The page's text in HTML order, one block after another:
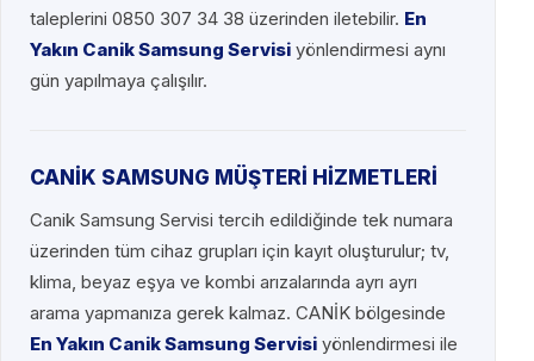
taleplerini 0850 307 34 38 üzerinden iletebilir. En
Yakın Canik Samsung Servisi yönlendirmesi aynı
gün yapılmaya çalışılır.
CANİK SAMSUNG MÜŞTERİ HİZMETLERİ
Canik Samsung Servisi tercih edildiğinde tek numara
üzerinden tüm cihaz grupları için kayıt oluşturulur; tv,
klima, beyaz eşya ve kombi arızalarında ayrı ayrı
arama yapmanıza gerek kalmaz. CANİK bölgesinde
En Yakın Canik Samsung Servisi yönlendirmesi ile